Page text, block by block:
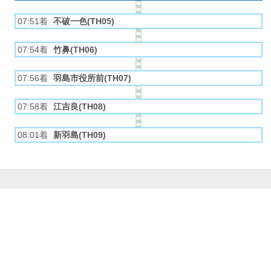
07:51着 不破一色(TH05)
07:54着 竹鼻(TH06)
07:56着 羽島市役所前(TH07)
07:58着 江吉良(TH08)
08:01着 新羽島(TH09)